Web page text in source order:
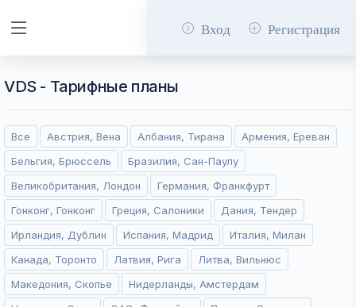
Вход Регистрация
VDS - Тарифные планы
Все Австрия, Вена Албания, Тирана
Армения, Ереван
Бельгия, Брюссель
Бразилия, Сан-Паулу
Великобритания, Лондон
Германия, Франкфурт
Гонконг, Гонконг
Греция, Салоники
Дания, Тендер
Ирландия, Дублин
Испания, Мадрид
Италия, Милан
Канада, Торонто
Латвия, Рига
Литва, Вильнюс
Македония, Скопье
Нидерланды, Амстердам